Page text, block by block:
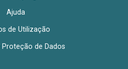
Ajuda
de Utilização
de Dados